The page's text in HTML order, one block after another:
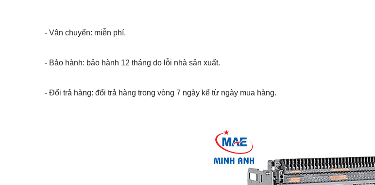
- Vận chuyển: miễn phí.
- Bảo hành: bảo hành 12 tháng do lỗi nhà sản xuất.
- Đổi trả hàng: đổi trả hàng trong vòng 7 ngày kể từ ngày mua hàng.